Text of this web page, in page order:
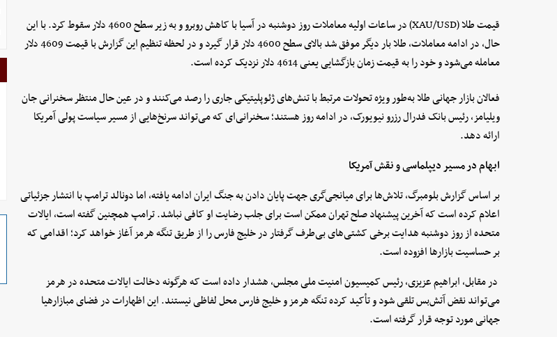
قیمت طلا (XAU/USD) در ساعات اولیه معاملات روز دوشنبه در آسیا با کاهش روبرو و به زیر سطح 4600 دلار سقوط کرد. با این
حال، در ادامه معاملات، طلا بار دیگر موفق شد بالای سطح 4600 دلار قرار گیرد و در لحظه تنظیم این گزارش با قیمت 4609 دلار
معامله می‌شود و خود را به قیمت زمان بازگشایی یعنی 4614 دلار نزدیک کرده است.
فعالان بازار جهانی طلا به‌طور ویژه تحولات مرتبط با تنش‌های ژئوپلیتیکی جاری را رصد می‌کنند و در عین حال منتظر سخنرانی جان
ویلیامز، رئیس بانک فدرال رزرو نیویورک، در ادامه روز هستند؛ سخنرانی‌ای که می‌تواند سرنخ‌هایی از مسیر سیاست پولی آمریکا
ارائه دهد.
ابهام در مسیر دیپلماسی و نقش آمریکا
بر اساس گزارش بلومبرگ، تلاش‌ها برای میانجی‌گری جهت پایان دادن به جنگ ایران ادامه یافته، اما دونالد ترامپ با انتشار جزئیاتی
اعلام کرده است که آخرین پیشنهاد صلح تهران ممکن است برای جلب رضایت او کافی نباشد. ترامپ همچنین گفته است، ایالات
متحده از روز دوشنبه هدایت برخی کشتی‌های بی‌طرف گرفتار در خلیج فارس را از طریق تنگه هرمز آغاز خواهد کرد؛ اقدامی که
بر حساسیت بازارها افزوده است.
در مقابل، ابراهیم عزیزی، رئیس کمیسیون امنیت ملی مجلس، هشدار داده است که هرگونه دخالت ایالات متحده در هرمز
می‌تواند نقض آتش‌بس تلقی شود و تأکید کرده تنگه هرمز و خلیج فارس محل لفاظی نیستند. این اظهارات در فضای مبازارهیا
جهانی مورد توجه قرار گرفته است.